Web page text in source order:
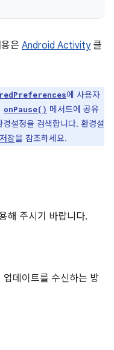
은 Android Activity클
에 사용자
onPause() 메서드에 공유
경설정을 검색합니다. 환경설
장을 참조하세요.
해 주시기 바랍니다.
데이트를 수신하는 방